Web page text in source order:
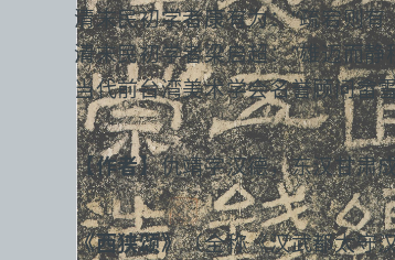
清末民初学者康有为：“疏宕则有
清末民初学者梁启超：“雄迈而静
当代前台湾美术学会名誉顾问畲
【作者】仇靖字汉德，东汉甘肃
《西狭颂》（全称《汉武都太守